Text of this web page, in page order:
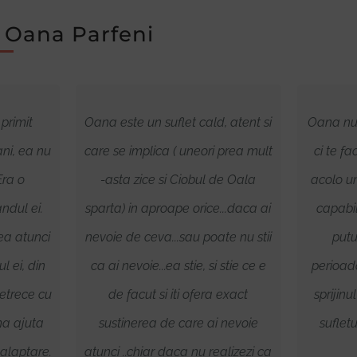
Parfeni
ea nu
o
ei.
atunci
ei, din
cu
ajuta
Oana este un suflet cald, atent si
care se implica ( uneori prea mult
-asta zice si Ciobul de Oala
sparta) in aproape orice...daca ai
nevoie de ceva...sau poate nu stii
ca ai nevoie...ea stie, si stie ce e
de facut si iti ofera exact
sustinerea de care ai nevoie
atunci ..chiar daca nu realizezi ca
Oana
ci te
acolo